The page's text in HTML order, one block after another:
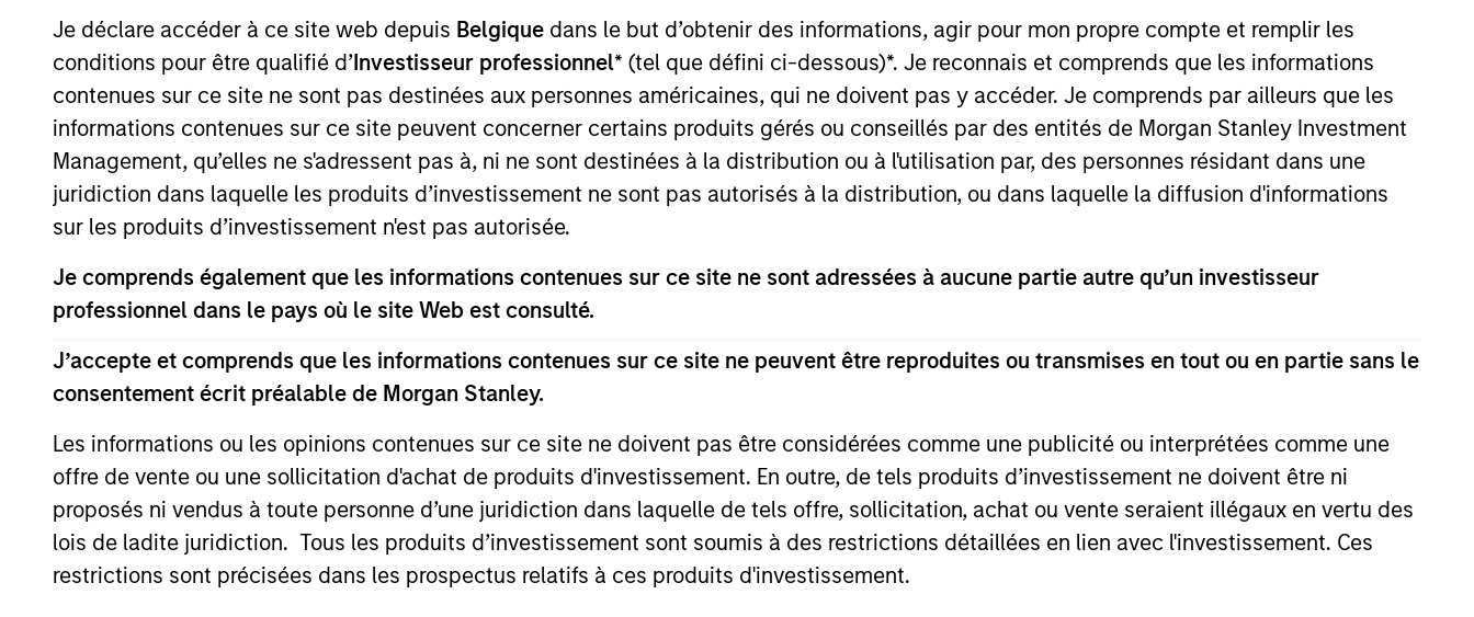
Je déclare accéder à ce site web depuis Belgique dans le but d’obtenir des informations, agir pour mon propre compte et remplir les
conditions pour être qualifié d’Investisseur professionnel* (tel que défini ci-dessous)*. Je reconnais et comprends que les informations
contenues sur ce site ne sont pas destinées aux personnes américaines, qui ne doivent pas y accéder. Je comprends par ailleurs que les
informations contenues sur ce site peuvent concerner certains produits gérés ou conseillés par des entités de Morgan Stanley Investment
Management, qu’elles ne s'adressent pas à, ni ne sont destinées à la distribution ou à l'utilisation par, des personnes résidant dans une
juridiction dans laquelle les produits d’investissement ne sont pas autorisés à la distribution, ou dans laquelle la diffusion d'informations
sur les produits d’investissement n'est pas autorisée.
Je comprends également que les informations contenues sur ce site ne sont adressées à aucune partie autre qu’un investisseur
professionnel dans le pays où le site Web est consulté.
J’accepte et comprends que les informations contenues sur ce site ne peuvent être reproduites ou transmises en tout ou en partie sans le
consentement écrit préalable de Morgan Stanley.
Les informations ou les opinions contenues sur ce site ne doivent pas être considérées comme une publicité ou interprétées comme une
offre de vente ou une sollicitation d'achat de produits d'investissement. En outre, de tels produits d’investissement ne doivent être ni
proposés ni vendus à toute personne d’une juridiction dans laquelle de tels offre, sollicitation, achat ou vente seraient illégaux en vertu des
lois de ladite juridiction. Tous les produits d’investissement sont soumis à des restrictions détaillées en lien avec l'investissement. Ces
restrictions sont précisées dans les prospectus relatifs à ces produits d'investissement.
May not represent all Team Members.
The information on this page is for informational purposes only. The information contained herein does not constitute and should not be construed as an
offering of advisory services or an offer to sell or a solicitation of an offer to buy any securities in any jurisdiction in which such offer or solicitation,
purchase or sale would be unlawful under the securities, insurance or other laws of such jurisdiction.
All investing involves risks, including a loss of principal.
Please refer to the strategy detail page for important information on the strategy, including additional risk considerations.
Morgan Stanley Careers